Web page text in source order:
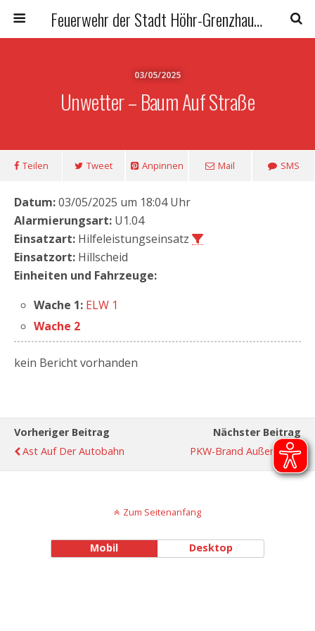
Feuerwehr der Stadt Höhr-Grenzhausen
03/05/2025
Unwetter – Baum Auf Straße
Teilen Tweet Anpinnen Mail SMS
Datum:03/05/2025 um 18:04 Uhr
Alarmierungsart: U1.04
Einsatzart: Hilfeleistungseinsatz
Einsatzort: Hillscheid
Einheiten und Fahrzeuge:
Wache 1: ELW 1
Wache 2
kein Bericht vorhanden
Vorheriger Beitrag
Ast Auf Der Autobahn
Nächster Beitrag
PKW-Brand Außerorts
Zum Seitenanfang
Mobil Desktop